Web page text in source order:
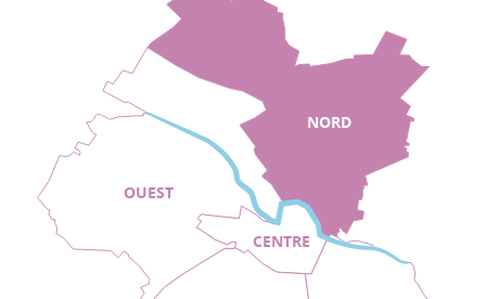
CENTRE
NORD
OUEST